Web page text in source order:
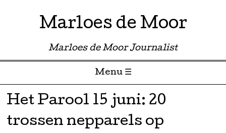
Marloes de Moor
Marloes de Moor Journalist
Menu ☰
Skip to content
Het Parool 15 juni: 20
trossen nepparels op